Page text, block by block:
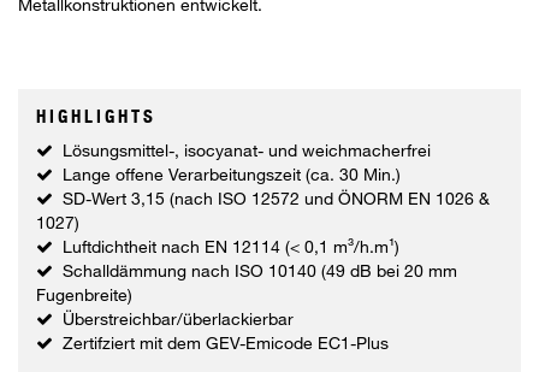
Metallkonstruktionen entwickelt.
HIGHLIGHTS
Lösungsmittel-, isocyanat- und weichmacherfrei
Lange offene Verarbeitungszeit (ca. 30 Min.)
SD-Wert 3,15 (nach ISO 12572 und ÖNORM EN 1026 &
1027)
Luftdichtheit nach EN 12114 (< 0,1 m³/h.m¹)
Schalldämmung nach ISO 10140 (49 dB bei 20 mm
Fugenbreite)
Überstreichbar/überlackierbar
Zertifziert mit dem GEV-Emicode EC1-Plus